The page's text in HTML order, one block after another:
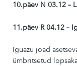
10.päev N 03.12 –
11.päev R 04.12 –
Iguazu joad
ümbritsetud